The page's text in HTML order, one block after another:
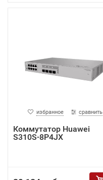
избранное сравнить
Коммутатор Huawei
S310S-8P4JX